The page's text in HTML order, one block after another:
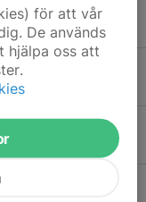
för att vår
De används
hjälpa oss att